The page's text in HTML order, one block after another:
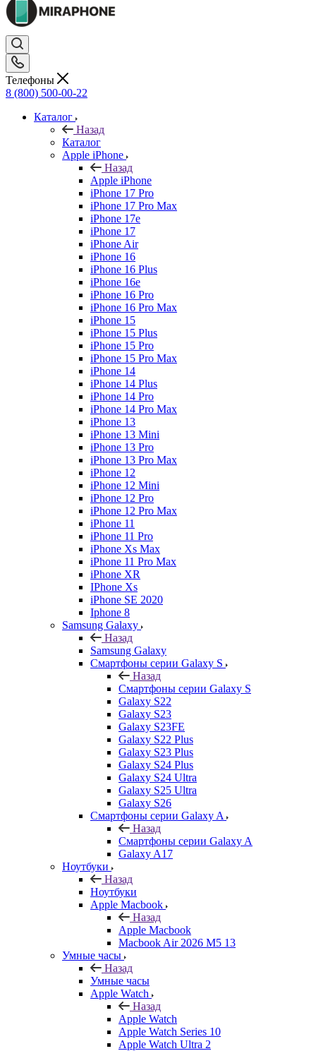
Телефоны
8 (800) 500-00-22
Каталог
Назад
Каталог
Apple iPhone
Назад
Apple iPhone
iPhone 17 Pro
iPhone 17 Pro Max
iPhone 17e
iPhone 17
iPhone Air
iPhone 16
iPhone 16 Plus
iPhone 16e
iPhone 16 Pro
iPhone 16 Pro Max
iPhone 15
iPhone 15 Plus
iPhone 15 Pro
iPhone 15 Pro Max
iPhone 14
iPhone 14 Plus
iPhone 14 Pro
iPhone 14 Pro Max
iPhone 13
iPhone 13 Mini
iPhone 13 Pro
iPhone 13 Pro Max
iPhone 12
iPhone 12 Mini
iPhone 12 Pro
iPhone 12 Pro Max
iPhone 11
iPhone 11 Pro
iPhone Xs Max
iPhone 11 Pro Max
iPhone XR
IPhone Xs
iPhone SE 2020
Iphone 8
Samsung Galaxy
Назад
Samsung Galaxy
Смартфоны серии Galaxy S
Назад
Смартфоны серии Galaxy S
Galaxy S22
Galaxy S23
Galaxy S23FE
Galaxy S22 Plus
Galaxy S23 Plus
Galaxy S24 Plus
Galaxy S24 Ultra
Galaxy S25 Ultra
Galaxy S26
Смартфоны серии Galaxy A
Назад
Смартфоны серии Galaxy A
Galaxy A17
Ноутбуки
Назад
Ноутбуки
Apple Macbook
Назад
Apple Macbook
Macbook Air 2026 M5 13
Умные часы
Назад
Умные часы
Apple Watch
Назад
Apple Watch
Apple Watch Series 10
Apple Watch Ultra 2